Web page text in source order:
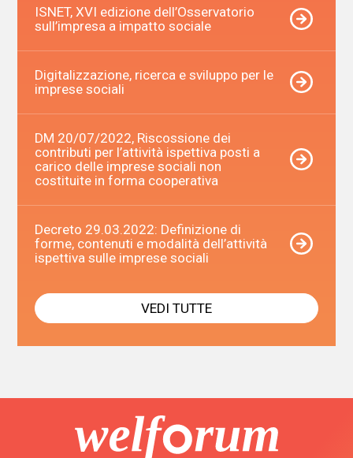
ISNET, XVI edizione dell’Osservatorio
sull’impresa a impatto sociale
Digitalizzazione, ricerca e sviluppo per le
imprese sociali
DM 20/07/2022, Riscossione dei
contributi per l’attività ispettiva posti a
carico delle imprese sociali non
costituite in forma cooperativa
Decreto 29.03.2022: Definizione di
forme, contenuti e modalità dell’attività
ispettiva sulle imprese sociali
VEDI TUTTE